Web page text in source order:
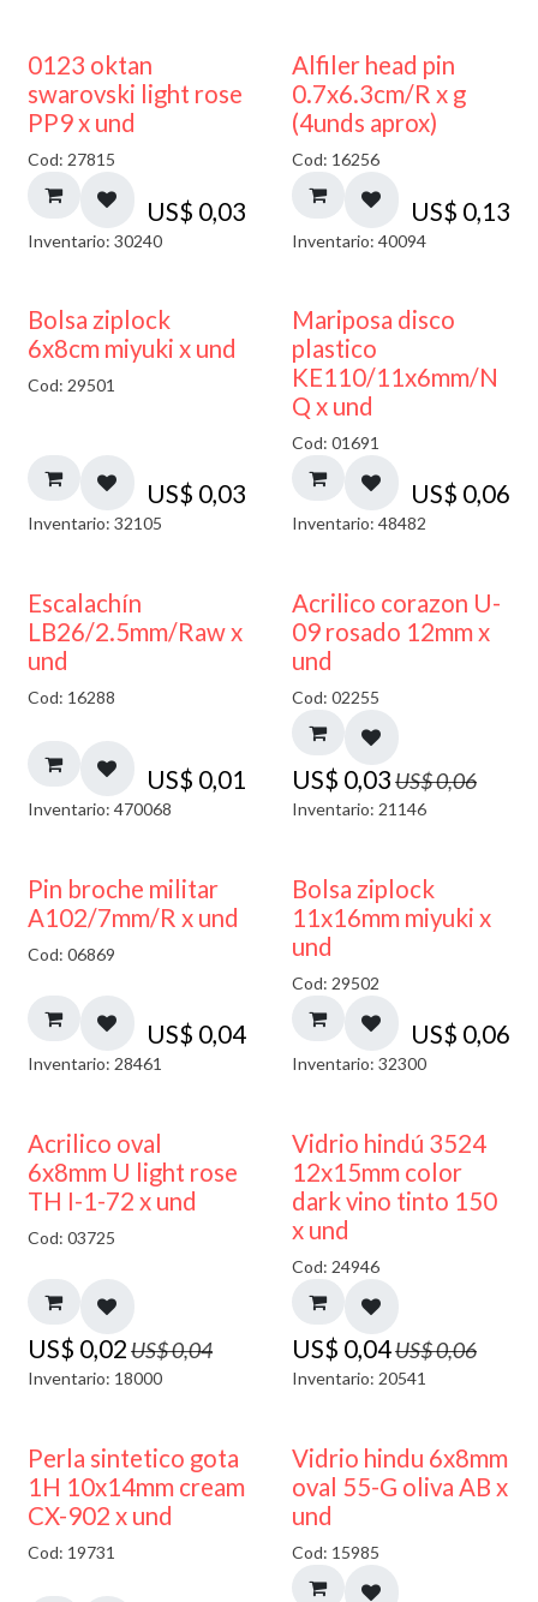
0123 oktan
swarovski light rose
PP9 x und
Cod: 27815
US$ 0,03
Inventario: 30240
Alfiler head pin
0.7x6.3cm/R x g
(4unds aprox)
Cod: 16256
US$ 0,13
Inventario: 40094
¡NUEVO!
Bolsa ziplock
6x8cm miyuki x und
Cod: 29501
US$ 0,03
Inventario: 32105
Mariposa disco
plastico
KE110/11x6mm/N
Q x und
Cod: 01691
US$ 0,06
Inventario: 48482
Escalachín
LB26/2.5mm/Raw x
und
Cod: 16288
US$ 0,01
Inventario: 470068
50% DESCUENTO
Acrilico corazon U-
09 rosado 12mm x
und
Cod: 02255
US$ 0,03US$0,06
Inventario: 21146
Pin broche militar
A102/7mm/R x und
Cod: 06869
US$ 0,04
Inventario: 28461
¡NUEVO!
Bolsa ziplock
11x16mm miyuki x
und
Cod: 29502
US$ 0,06
Inventario: 32300
50% DESCUENTO
Acrilico oval
6x8mm U light rose
TH I-1-72 x und
Cod: 03725
US$ 0,02US$0,04
Inventario: 18000
40% DESCUENTO
Vidrio hindú 3524
12x15mm color
dark vino tinto 150
x und
Cod: 24946
US$ 0,04US$0,06
Inventario: 20541
Perla sintetico gota
1H 10x14mm cream
CX-902 x und
Cod: 19731 50% DESCUENTO
Vidrio hindu 6x8mm
oval 55-G oliva AB x
und
Cod: 15985